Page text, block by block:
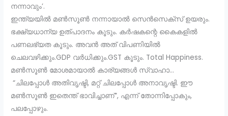
നന്നാവും’.
ഇന്ത്യയിൽ മൺസൂൺ നന്നായാൽ സെൻസെക്സ് ഉയരും.
ഭക്ഷ്യധാന്യ ഉത്പാദനം കൂടും. കർഷകന്റെ കൈകളിൽ
പണലഭ്യത കൂടും. അവൻ അത് വിപണിയിൽ
ചെലവഴിക്കും.GDP വർധിക്കും.GST കൂടും. Total Happiness.
മൺസൂൺ മോശമായാൽ കാര്യങ്ങൾ സ്വാഹാ…
“ചിലപ്പോൾ അതിവൃഷ്ടി, മറ്റ് ചിലപ്പോൾ അനാവൃഷ്ടി. ഈ
മൺസൂൺ ഇതെന്ത് ഭാവിച്ചാണ്”, എന്ന് തോന്നിപ്പോകും,
പലപ്പോഴും.